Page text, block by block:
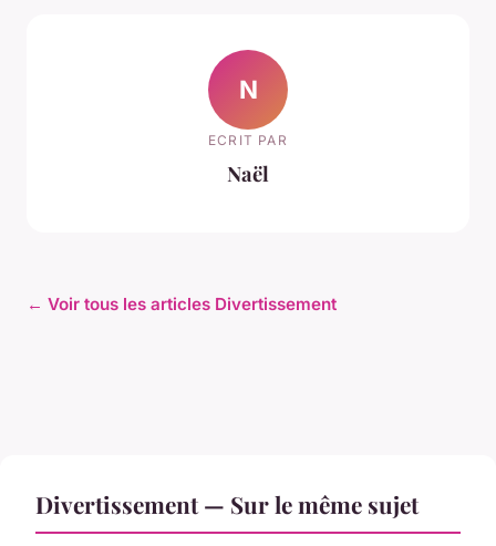
N
ECRIT PAR
Naël
← Voir tous les articles Divertissement
Divertissement — Sur le même sujet